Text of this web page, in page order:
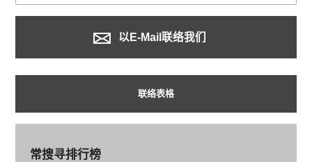
以E-Mail联络我们
联络表格
常搜寻排行榜